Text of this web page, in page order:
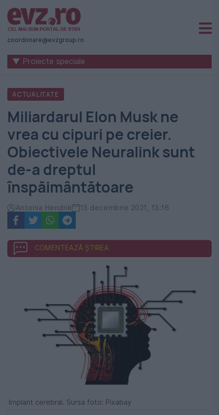
Știri
naționale
internaționale
România
-
Evenimentul
Zilei
coordonare@evzgroup.ro
▼ Proiecte speciale
ACTUALITATE
Miliardarul Elon Musk ne
vrea cu cipuri pe creier.
Obiectivele Neuralink sunt
de-a dreptul
înspăimântătoare
Antonia Hendrik 13 decembrie 2021, 13:16
COMENTEAZĂ ȘTIREA
Implant cerebral. Sursa foto: Pixabay